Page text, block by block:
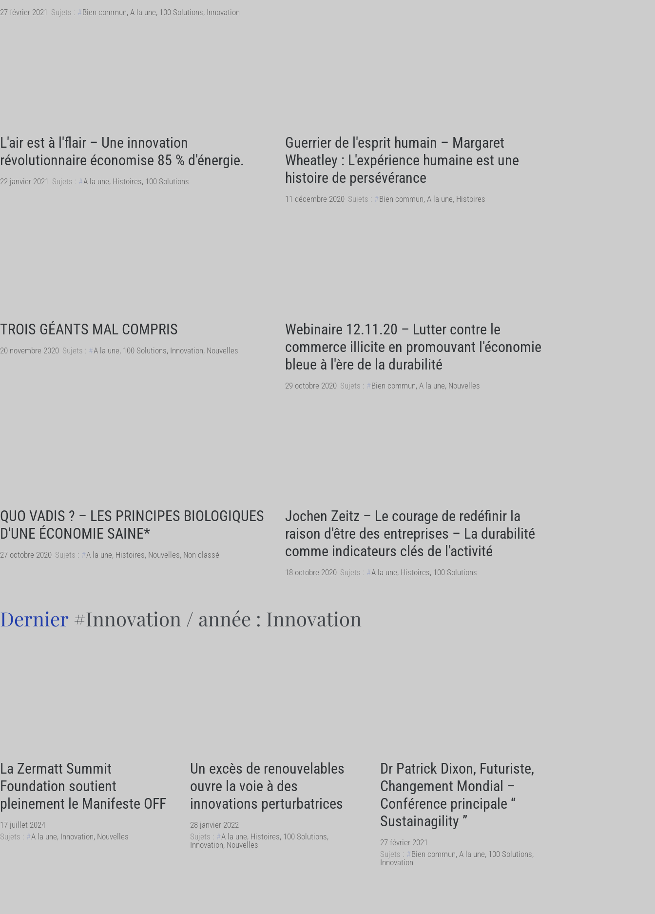
27 février 2021 Sujets : Bien commun, A la une, 100 Solutions, Innovation
L'air est à l'flair – Une innovation
révolutionnaire économise 85 % d'énergie.
22 janvier 2021 Sujets : A la une, Histoires, 100 Solutions
Guerrier de l'esprit humain – Margaret
Wheatley : L'expérience humaine est une
histoire de persévérance
11 décembre 2020 Sujets : Bien commun, A la une, Histoires
TROIS GÉANTS MAL COMPRIS
20 novembre 2020 Sujets : A la une, 100 Solutions, Innovation, Nouvelles
Webinaire 12.11.20 – Lutter contre le
commerce illicite en promouvant l'économie
bleue à l'ère de la durabilité
29 octobre 2020 Sujets : Bien commun, A la une, Nouvelles
QUO VADIS ? – LES PRINCIPES BIOLOGIQUES
D'UNE ÉCONOMIE SAINE*
27 octobre 2020 Sujets : A la une, Histoires, Nouvelles, Non classé
Jochen Zeitz – Le courage de redéfinir la
raison d'être des entreprises – La durabilité
comme indicateurs clés de l'activité
18 octobre 2020 Sujets : A la une, Histoires, 100 Solutions
Dernier #Innovation / année : Innovation
La Zermatt Summit
Foundation soutient
pleinement le Manifeste OFF
17 juillet 2024
Sujets :
A la une, Innovation, Nouvelles
Un excès de renouvelables
ouvre la voie à des
innovations perturbatrices
28 janvier 2022
Sujets :
A la une, Histoires, 100 Solutions,
Innovation, Nouvelles
Dr Patrick Dixon, Futuriste,
Changement Mondial –
Conférence principale “
Sustainagility ”
27 février 2021
Sujets :
Bien commun, A la une, 100 Solutions,
Innovation